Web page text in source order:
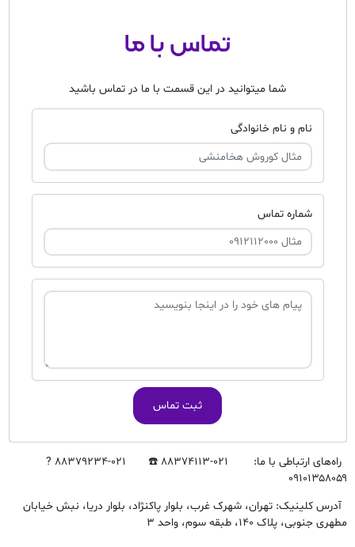
تماس با ما
شما میتوانید در این قسمت با ما در تماس باشید
نام و نام خانوادگی
شماره تماس
ثبت تماس
راه‌های ارتباطی با ما: ۰۲۱-۸۸۳۷۴۱۱۳ ☎️ ۰۲۱-۸۸۳۷۹۲۳۴ ?
۰۹۱۰۱۳۵۸۰۵۹
آدرس کلینیک: تهران، شهرک غرب، بلوار پاکنژاد، بلوار دریا، نبش خیابان
مطهری جنوبی، پلاک ۱۴۰، طبقه سوم، واحد ۳